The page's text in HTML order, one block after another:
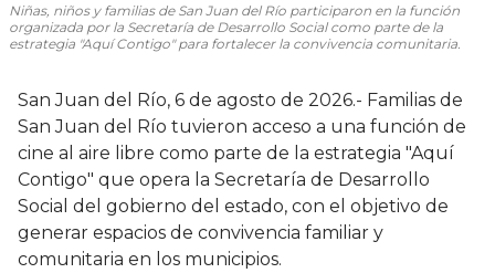
Niñas, niños y familias de San Juan del Río participaron en la función
organizada por la Secretaría de Desarrollo Social como parte de la
estrategia "Aquí Contigo" para fortalecer la convivencia comunitaria.
San Juan del Río, 6 de agosto de 2026.- Familias de
San Juan del Río tuvieron acceso a una función de
cine al aire libre como parte de la estrategia "Aquí
Contigo" que opera la Secretaría de Desarrollo
Social del gobierno del estado, con el objetivo de
generar espacios de convivencia familiar y
comunitaria en los municipios.